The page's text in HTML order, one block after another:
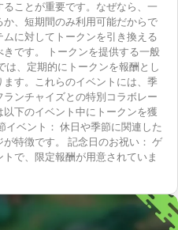
ことが重要です。なぜなら、一
、短期間のみ利用可能だからで
に対してトークンを引き換える
です。 トークンを提供する一般
は、定期的にトークンを報酬とし
す。これらのイベントには、季
ンチャイズとの特別コラボレー
下のイベント中にトークンを獲
イベント： 休日や季節に関連した
特徴です。 記念日のお祝い： ゲ
で、限定報酬が用意されていま